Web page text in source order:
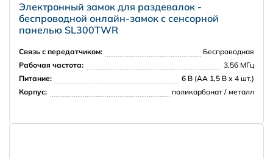
Электронный замок для раздевалок -
беспроводной онлайн-замок с сенсорной
панелью SL300TWR
Связь с передатчиком:
Беспроводная
Рабочая частота:
3,56 МГц
Питание:
6 В (АА 1,5 В х 4 шт.)
Корпус:
поликарбонат / металл